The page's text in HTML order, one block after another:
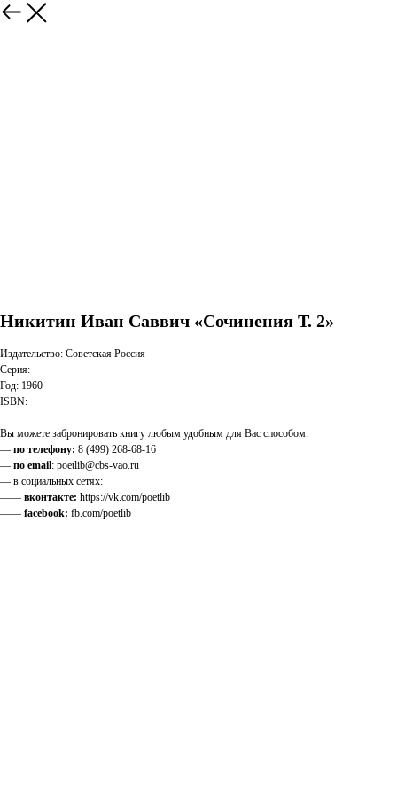
Никитин Иван Саввич «Сочинения Т. 2»
Издательство: Советская Россия
Серия:
Год: 1960
ISBN:
Вы можете забронировать книгу любым удобным для Вас способом:
— по телефону: 8 (499) 268-68-16
— по email: poetlib@cbs-vao.ru
— в социальных сетях:
—— вконтакте: https://vk.com/poetlib
—— facebook: fb.com/poetlib